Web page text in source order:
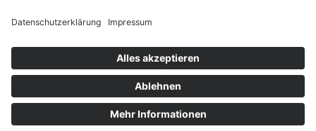
So findest du uns:
msisdesign. GmbH & Co. KG Alte Dorfstraße 19A
Deutschland → +49 (0)39722 298444